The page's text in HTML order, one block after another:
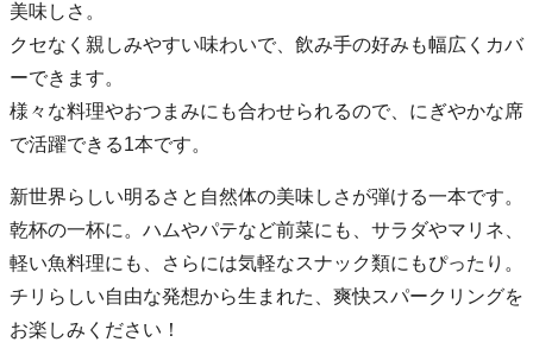
美味しさ。
クセなく親しみやすい味わいで、飲み手の好みも幅広くカバ
ーできます。
様々な料理やおつまみにも合わせられるので、にぎやかな席
で活躍できる1本です。
新世界らしい明るさと自然体の美味しさが弾ける一本です。
乾杯の一杯に。ハムやパテなど前菜にも、サラダやマリネ、
軽い魚料理にも、さらには気軽なスナック類にもぴったり。
チリらしい自由な発想から生まれた、爽快スパークリングを
お楽しみください！